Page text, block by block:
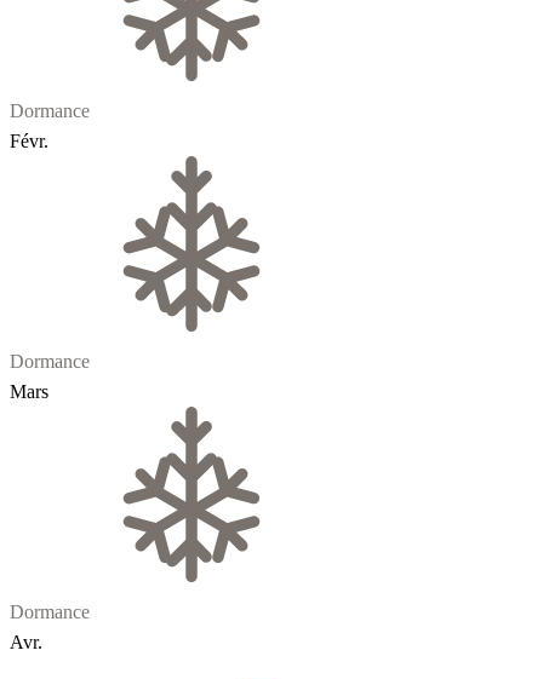
Dormance
Févr.
Dormance
Mars
Dormance
Avr.